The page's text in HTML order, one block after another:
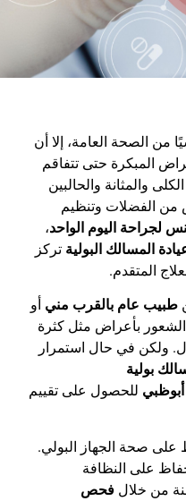
من الصحة العامة، إلا أن
المبكرة حتى تتفاقم
والمثانة والحالبين
من الفضلات وتنظيم
لجراحة اليوم الواحد،
المسالك البولية تركز
المتقدم.
طبيب عام بالقرب مني أو
بأعراض مثل كثرة
ولكن في حال استمرار
بولية
للحصول على تقييم
على صحة الجهاز البولي.
على النظافة
من خلال فحص